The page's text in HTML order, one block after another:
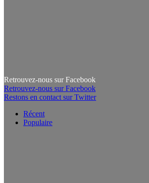
Retrouvez-nous sur Facebook
Retrouvez-nous sur Facebook
Restons en contact sur Twitter
Récent
Populaire